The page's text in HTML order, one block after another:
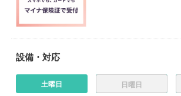
設備・対応
土曜日 日曜日